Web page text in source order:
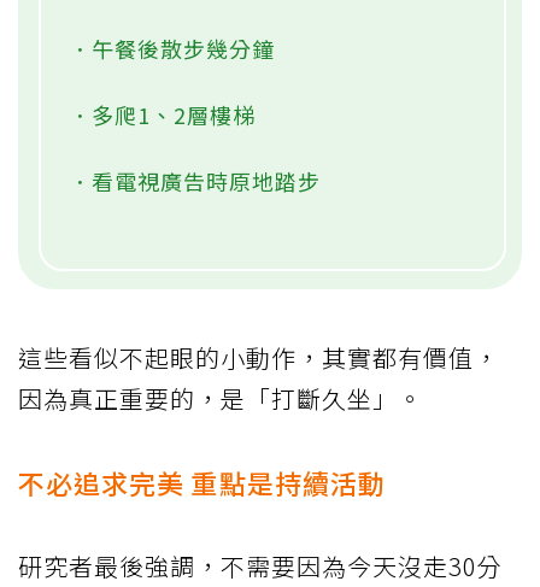
．午餐後散步幾分鐘
．多爬1、2層樓梯
．看電視廣告時原地踏步
這些看似不起眼的小動作，其實都有價值，
因為真正重要的，是「打斷久坐」。
不必追求完美 重點是持續活動
研究者最後強調，不需要因為今天沒走30分